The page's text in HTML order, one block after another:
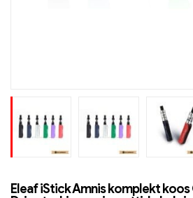
Eleaf iStick Amnis komplekt koos